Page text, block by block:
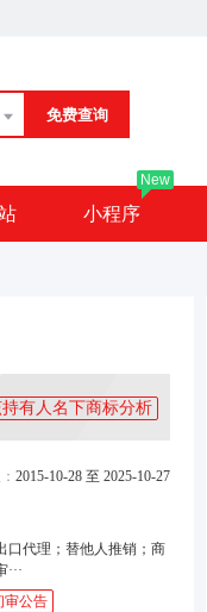
免费查询
小程序
New
有人名下商标分析
2015-10-28 至 2025-10-27
口代理；替他人推销；商
审公告